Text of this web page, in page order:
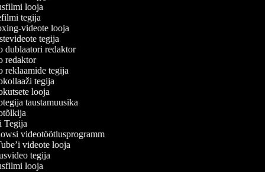
looja
tegija
videote looja
tegija
redaktor
tegija
tegija
looja
taustamuusika
videotöötlusprogramm
videote looja
tegija
looja